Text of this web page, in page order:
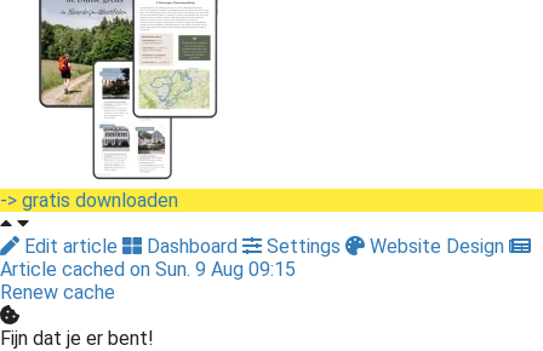
-> gratis downloaden
Edit article
Dashboard Settings
Website Design
Article cached on Sun. 9 Aug 09:15
Renew cache
Fijn dat je er bent!